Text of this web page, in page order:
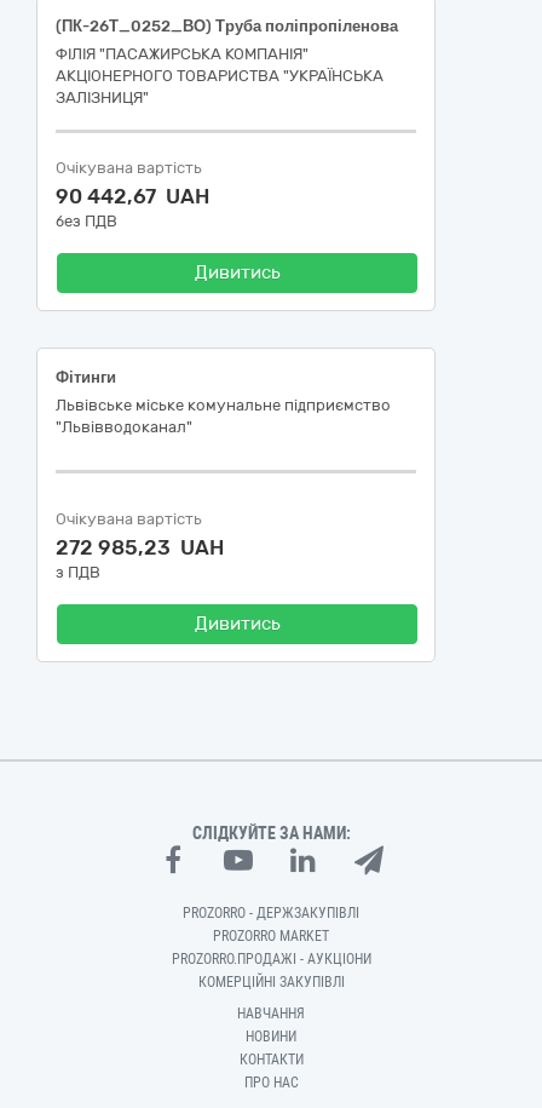
(ПК-26Т_0252_ВО) Труба поліпропіленова
ФІЛІЯ "ПАСАЖИРСЬКА КОМПАНІЯ"
АКЦІОНЕРНОГО ТОВАРИСТВА "УКРАЇНСЬКА
ЗАЛІЗНИЦЯ"
Очікувана вартість
90 442,67 UAH
без ПДВ
Дивитись
Фітинги
Львівське міське комунальне підприємство
"Львівводоканал"
Очікувана вартість
272 985,23 UAH
з ПДВ
Дивитись
СЛІДКУЙТЕ ЗА НАМИ:
PROZORRO - ДЕРЖЗАКУПІВЛІ
PROZORRO MARKET
PROZORRO.ПРОДАЖІ - АУКЦІОНИ
КОМЕРЦІЙНІ ЗАКУПІВЛІ
НАВЧАННЯ
НОВИНИ
КОНТАКТИ
ПРО НАС